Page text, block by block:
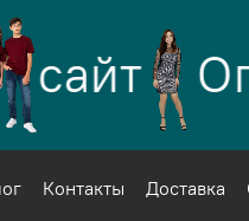
сайт
Контакты Доставка